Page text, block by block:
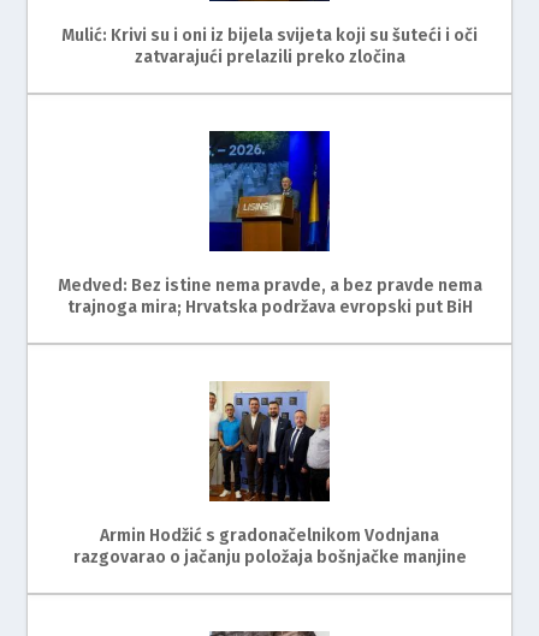
Mulić: Krivi su i oni iz bijela svijeta koji su šuteći i oči
zatvarajući prelazili preko zločina
Medved: Bez istine nema pravde, a bez pravde nema
trajnoga mira; Hrvatska podržava evropski put BiH
Armin Hodžić s gradonačelnikom Vodnjana
razgovarao o jačanju položaja bošnjačke manjine